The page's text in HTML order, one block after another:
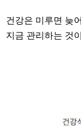
건강은 미루면 늦
지금 관리하는 것